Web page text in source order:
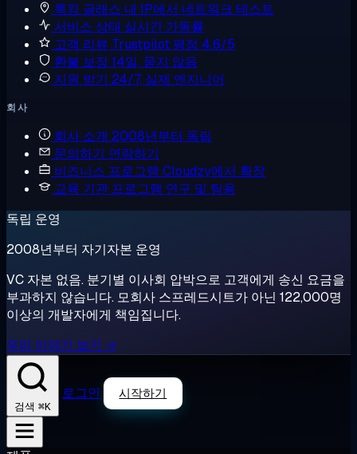
룩킹 글래스 내 IP에서 네트워크 테스트
서비스 상태 실시간 가동률
고객 리뷰 Trustpilot 평점 4.6/5
환불 보장14일, 묻지 않음
지원 받기 24/7, 실제 엔지니어
회사
회사 소개 2008년부터 독립
문의하기 연락하기
비즈니스 프로그램 Cloudzy에서 확장
교육 기관 프로그램 연구 및 팀용
독립 운영
2008년부터 자기자본 운영
VC 자본 없음. 분기별 이사회 압박으로 고객에게 송신 요금을
부과하지 않습니다. 모회사 스프레드시트가 아닌 122,000명
이상의 개발자에게 책임집니다.
우리 이야기 보기 →
검색 ⌘K
로그인 시작하기